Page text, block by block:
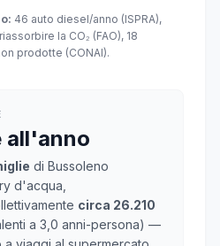
46 auto diesel/anno (ISPRA),
la CO₂ (FAO), 18
prodotte (CONAI).
all'anno
di Bussoleno
d'acqua,
circa 26.210
a 3,0 anni-persona) —